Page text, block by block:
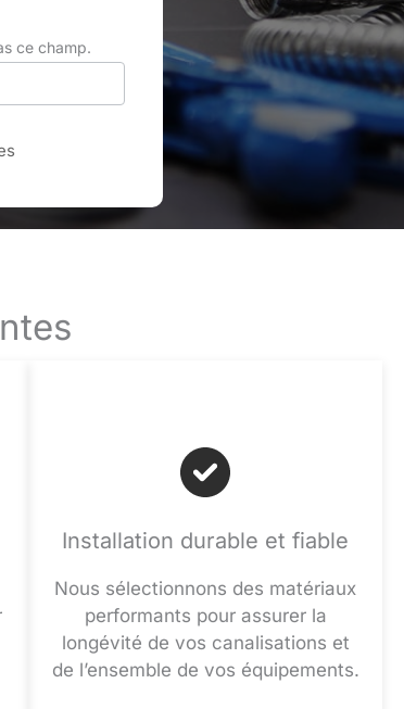
ce champ.
Installation durable et fiable
Nous sélectionnons des matériaux
performants pour assurer la
longévité de vos canalisations et
de l’ensemble de vos équipements.